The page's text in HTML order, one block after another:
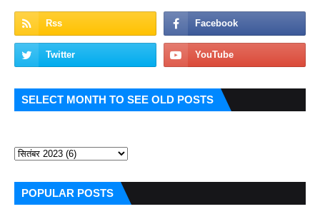
SELECT MONTH TO SEE OLD POSTS
POPULAR POSTS